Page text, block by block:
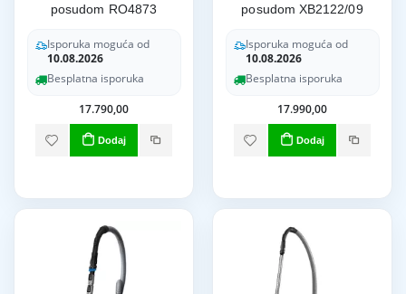
posudom RO4873
Isporuka moguća od
10.08.2026
Besplatna isporuka
17.790,00
Dodaj
posudom XB2122/09
Isporuka moguća od
10.08.2026
Besplatna isporuka
17.990,00
Dodaj